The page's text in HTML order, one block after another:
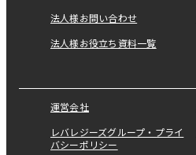
法人様お問い合わせ
法人様お役立ち資料一覧
運営会社
レバレジーズグループ・プライ
バシーポリシー